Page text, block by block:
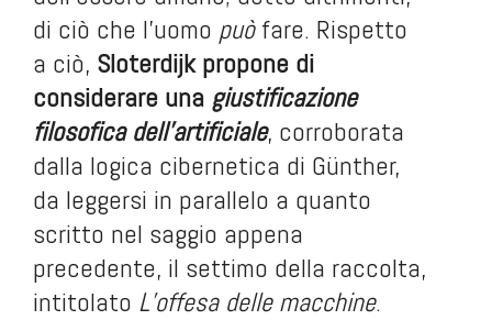
di ciò che l’uomo puòfare. Rispetto
a ciò, Sloterdijk propone di
considerare una giustificazione
filosofica dell’artificiale, corroborata
dalla logica cibernetica di Günther,
da leggersi in parallelo a quanto
scritto nel saggio appena
precedente, il settimo della raccolta,
intitolato L’offesa delle macchine.